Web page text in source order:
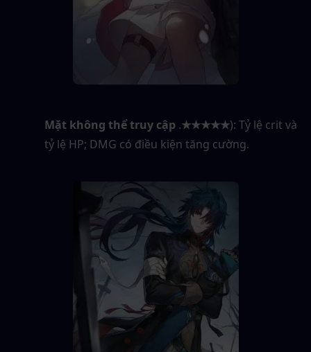
Mặt không thể truy cập .★★★★★): Tỷ lệ crit và
tỷ lệ HP; DMG có điều kiện tăng cường.